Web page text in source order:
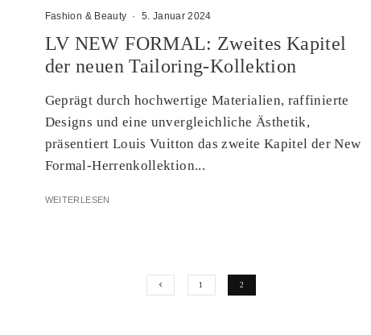
Fashion & Beauty · 5. Januar 2024
LV NEW FORMAL: Zweites Kapitel
der neuen Tailoring-Kollektion
Geprägt durch hochwertige Materialien, raffinierte
Designs und eine unvergleichliche Ästhetik,
präsentiert Louis Vuitton das zweite Kapitel der New
Formal-Herrenkollektion...
WEITERLESEN
1 2